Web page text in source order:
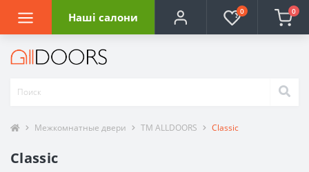
Наші салони 0 0
Межкомнатные двери ТМ ALLDOORS Classic
Classic